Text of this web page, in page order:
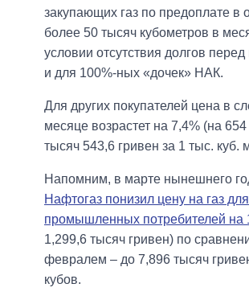
закупающих газ по предоплате в
более 50 тысяч кубометров в
условии отсутствия долгов
и для 100%-ных «дочек» НАК.
Для других покупателей цена в
месяце возрастет на 7,4% (на
тысяч 543,6 гривен за 1 тыс. куб.
Напомним, в марте нынешнего
Нафтогаз понизил цену на газ для
промышленных потребителей на
1,299,6 тысяч гривен) по
февралем – до 7,896 тысяч
кубов.